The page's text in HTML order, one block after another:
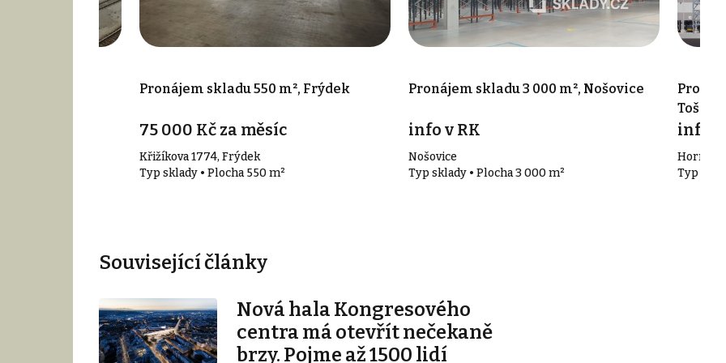
Pronájem skladu 550 m², Frýdek
75 000 Kč za měsíc
Křižíkova 1774, Frýdek
Typ sklady • Plocha 550 m²
Pronájem skladu 3 000 m², Nošovice
info v RK
Nošovice
Typ sklady • Plocha 3 000 m²
info v
Horní
Typ
Související články
Nová hala Kongresového
centra má otevřít nečekaně
brzy. Pojme až 1500 lidí